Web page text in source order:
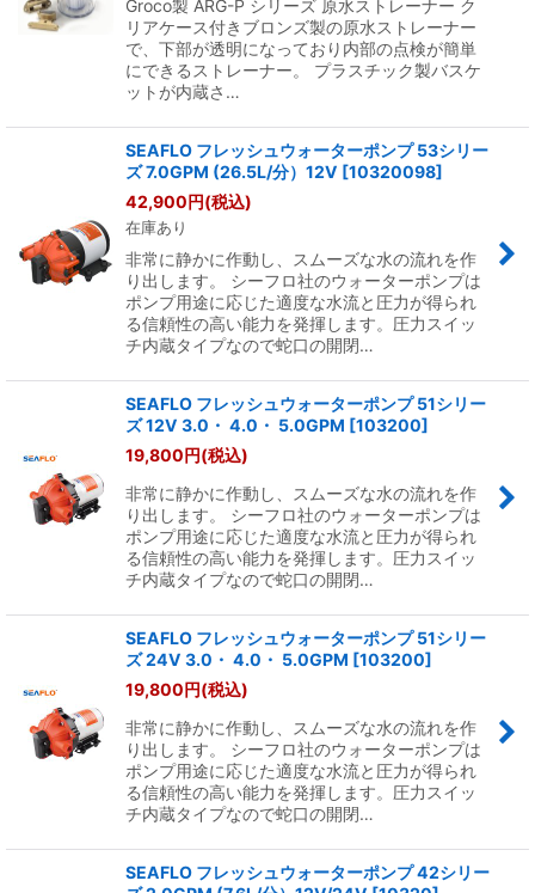
Groco製 ARG-P シリーズ 原水ストレーナー ク
リアケース付きブロンズ製の原水ストレーナー
で、下部が透明になっており内部の点検が簡単
にできるストレーナー。 プラスチック製バスケ
ットが内蔵さ…
SEAFLO フレッシュウォーターポンプ 53シリー
ズ 7.0GPM (26.5L/分）12V [10320098]
42,900円(税込)
在庫あり
非常に静かに作動し、スムーズな水の流れを作
り出します。 シーフロ社のウォーターポンプは
ポンプ用途に応じた適度な水流と圧力が得られ
る信頼性の高い能力を発揮します。圧力スイッ
チ内蔵タイプなので蛇口の開閉…
SEAFLO フレッシュウォーターポンプ 51シリー
ズ 12V 3.0・ 4.0・ 5.0GPM [103200]
19,800円(税込)
非常に静かに作動し、スムーズな水の流れを作
り出します。 シーフロ社のウォーターポンプは
ポンプ用途に応じた適度な水流と圧力が得られ
る信頼性の高い能力を発揮します。圧力スイッ
チ内蔵タイプなので蛇口の開閉…
SEAFLO フレッシュウォーターポンプ 51シリー
ズ 24V 3.0・ 4.0・ 5.0GPM [103200]
19,800円(税込)
非常に静かに作動し、スムーズな水の流れを作
り出します。 シーフロ社のウォーターポンプは
ポンプ用途に応じた適度な水流と圧力が得られ
る信頼性の高い能力を発揮します。圧力スイッ
チ内蔵タイプなので蛇口の開閉…
SEAFLO フレッシュウォーターポンプ 42シリー